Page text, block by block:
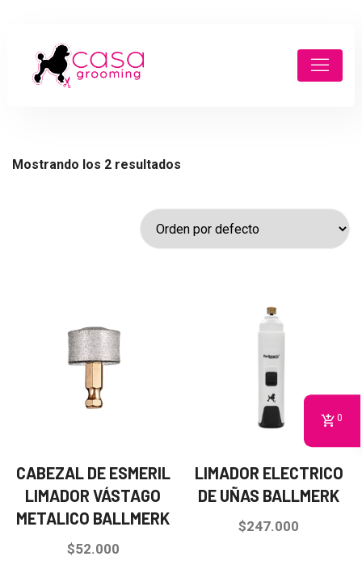
Mostrando los 2 resultados
CABEZAL DE ESMERIL
LIMADOR VÁSTAGO
METALICO BALLMERK
$52.000
LIMADOR ELECTRICO
DE UÑAS BALLMERK
$247.000
0